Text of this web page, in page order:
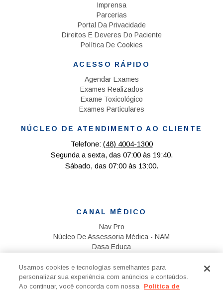
Imprensa
Parcerias
Portal Da Privacidade
Direitos E Deveres Do Paciente
Política De Cookies
ACESSO RÁPIDO
Agendar Exames
Exames Realizados
Exame Toxicológico
Exames Particulares
NÚCLEO DE ATENDIMENTO AO CLIENTE
Telefone: (48) 4004-1300
Segunda a sexta, das 07:00 às 19:40.
Sábado, das 07:00 às 13:00.
CANAL MÉDICO
Nav Pro
Núcleo De Assessoria Médica - NAM
Dasa Educa
RESPONSÁVEL TÉCNICO
Usamos cookies e tecnologias semelhantes para
personalizar sua experiência com anúncios e conteúdos.
Ao continuar, você concorda com nossa
Política de